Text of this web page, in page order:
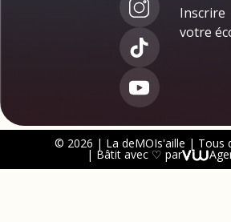
Inscrire
votre
© 2026 | La deMOIs'aille | Tous
| Bâtit avec ♡ par